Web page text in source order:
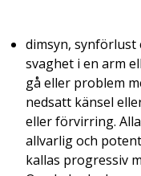
dimsyn, synförlust
svaghet i en arm
gå eller problem
nedsatt känsel
eller förvirring.
allvarlig och
kallas progressiv